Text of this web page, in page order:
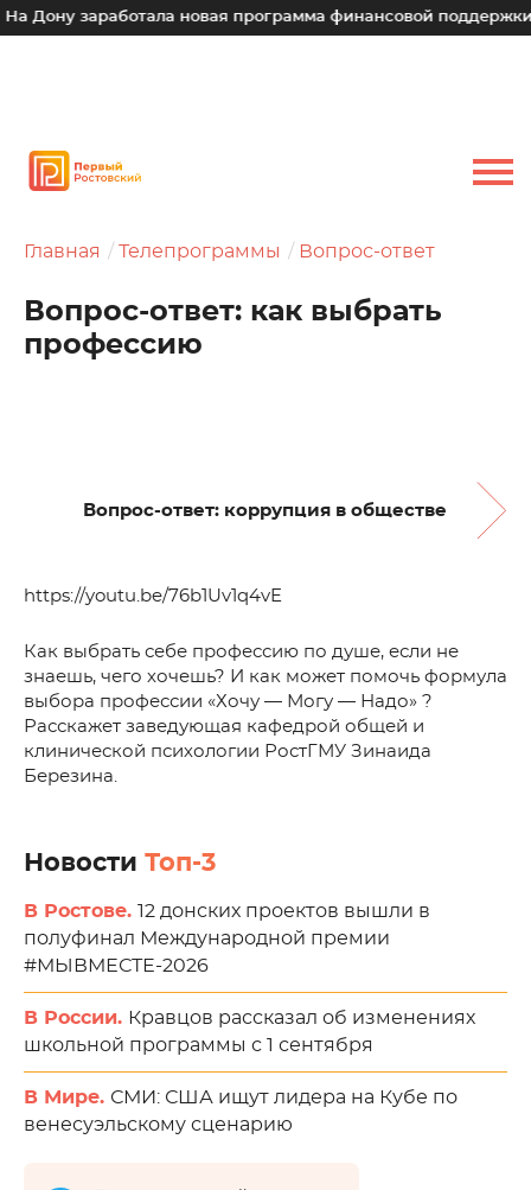
заработала новая программа финансовой поддержки для
Главная Телепрограммы Вопрос-ответ
Вопрос-ответ: как выбрать
профессию
Вопрос-ответ: коррупция в обществе
https://youtu.be/76b1Uv1q4vE
Как выбрать себе профессию по душе, если не
знаешь, чего хочешь? И как может помочь формула
выбора профессии «Хочу — Могу — Надо» ?
Расскажет заведующая кафедрой общей и
клинической психологии РостГМУ Зинаида
Березина.
Новости Топ-3
В Ростове. 12 донских проектов вышли в
полуфинал Международной премии
#МЫВМЕСТЕ-2026
В России. Кравцов рассказал об изменениях
школьной программы с 1 сентября
В Мире. СМИ: США ищут лидера на Кубе по
венесуэльскому сценарию